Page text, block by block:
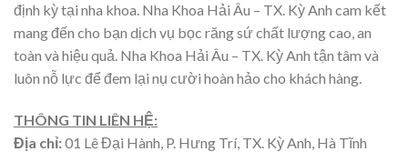
định kỳ tại nha khoa. Nha Khoa Hải Âu – TX. Kỳ Anh cam kết
mang đến cho bạn dịch vụ bọc răng sứ chất lượng cao, an
toàn và hiệu quả. Nha Khoa Hải Âu – TX. Kỳ Anh tận tâm và
luôn nỗ lực để đem lại nụ cười hoàn hảo cho khách hàng.
THÔNG TIN LIÊN HỆ:
Địa chỉ:01 Lê Đại Hành, P. Hưng Trí, TX. Kỳ Anh, Hà Tĩnh